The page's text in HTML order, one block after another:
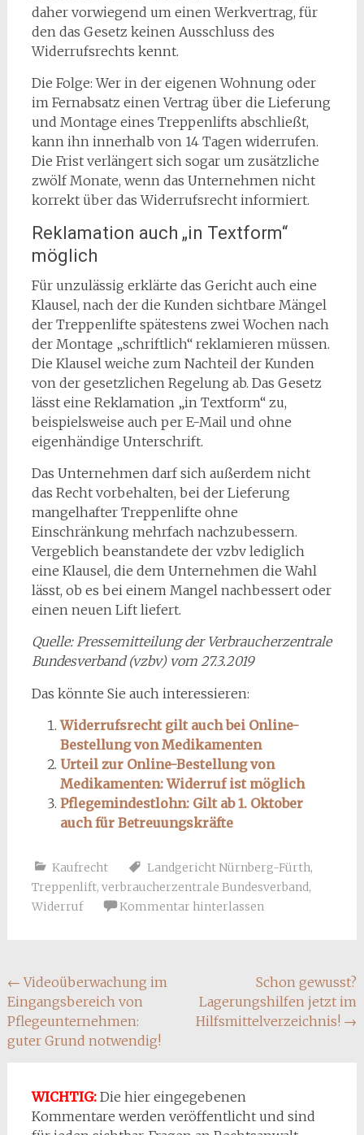
daher vorwiegend um einen Werkvertrag, für
den das Gesetz keinen Ausschluss des
Widerrufsrechts kennt.
Die Folge: Wer in der eigenen Wohnung oder
im Fernabsatz einen Vertrag über die Lieferung
und Montage eines Treppenlifts abschließt,
kann ihn innerhalb von 14 Tagen widerrufen.
Die Frist verlängert sich sogar um zusätzliche
zwölf Monate, wenn das Unternehmen nicht
korrekt über das Widerrufsrecht informiert.
Reklamation auch „in Textform“
möglich
Für unzulässig erklärte das Gericht auch eine
Klausel, nach der die Kunden sichtbare Mängel
der Treppenlifte spätestens zwei Wochen nach
der Montage „schriftlich“ reklamieren müssen.
Die Klausel weiche zum Nachteil der Kunden
von der gesetzlichen Regelung ab. Das Gesetz
lässt eine Reklamation „in Textform“ zu,
beispielsweise auch per E-Mail und ohne
eigenhändige Unterschrift.
Das Unternehmen darf sich außerdem nicht
das Recht vorbehalten, bei der Lieferung
mangelhafter Treppenlifte ohne
Einschränkung mehrfach nachzubessern.
Vergeblich beanstandete der vzbv lediglich
eine Klausel, die dem Unternehmen die Wahl
lässt, ob es bei einem Mangel nachbessert oder
einen neuen Lift liefert.
Quelle: Pressemitteilung der Verbraucherzentrale
Bundesverband (vzbv) vom 27.3.2019
Das könnte Sie auch interessieren:
Widerrufsrecht gilt auch bei Online-
Bestellung von Medikamenten
Urteil zur Online-Bestellung von
Medikamenten: Widerruf ist möglich
Pflegemindestlohn: Gilt ab 1. Oktober
auch für Betreuungskräfte
Kaufrecht Landgericht Nürnberg-Fürth,
Treppenlift, verbraucherzentrale Bundesverband,
Widerruf
Kommentar hinterlassen
Beitragsnavigation
← Videoüberwachung im
Eingangsbereich von
Pflegeunternehmen:
guter Grund notwendig!
Schon gewusst?
Lagerungshilfen jetzt im
Hilfsmittelverzeichnis! →
WICHTIG:Die hier eingegebenen
Kommentare werden veröffentlicht und sind